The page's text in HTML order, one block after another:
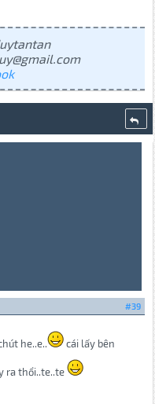
#39
he..e.. cái lấy bên
ra thổi..te..te